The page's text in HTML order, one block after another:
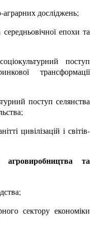
аграрних досліджень;
епохи та
поступ
трансформації
поступ селянства
цивілізацій і світів-
агровиробництва та
сектору економіки